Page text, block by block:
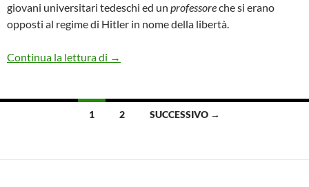
giovani universitari tedeschi ed un professoreche si erano
opposti al regime di Hitler in nome della libertà.
Continua la lettura di La rosa bianca. La resistenza al nazismo
→
Navigazione
1 2 SUCCESSIVO →